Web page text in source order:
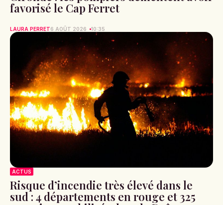
favorisé le Cap Ferret
LAURA PERRET6 AOÛT 2026 10:35
ACTUS
Risque d’incendie très élevé dans le
sud : 4 départements en rouge et 325